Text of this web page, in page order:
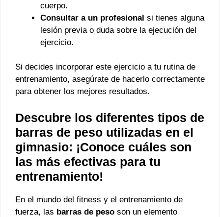
cuerpo.
Consultar a un profesional si tienes alguna
lesión previa o duda sobre la ejecución del
ejercicio.
Si decides incorporar este ejercicio a tu rutina de
entrenamiento, asegúrate de hacerlo correctamente
para obtener los mejores resultados.
Descubre los diferentes tipos de
barras de peso utilizadas en el
gimnasio: ¡Conoce cuáles son
las más efectivas para tu
entrenamiento!
En el mundo del fitness y el entrenamiento de
fuerza, las barras de peso son un elemento